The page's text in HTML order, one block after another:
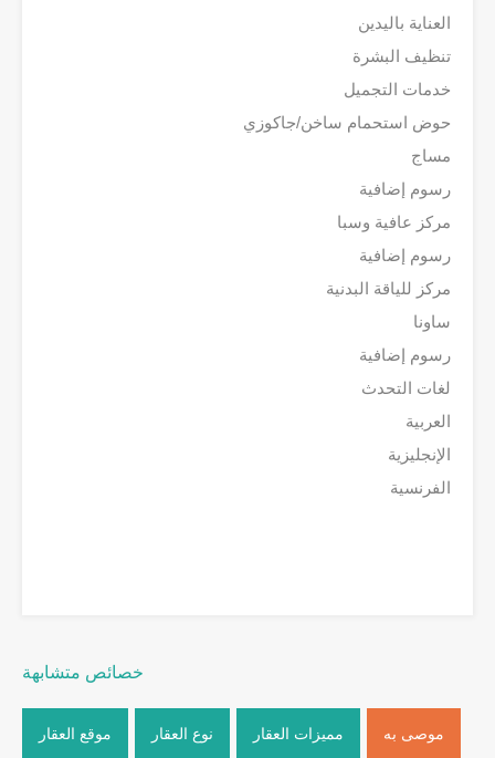
العناية باليدين
تنظيف البشرة
خدمات التجميل
حوض استحمام ساخن/جاكوزي
مساج
رسوم إضافية
مركز عافية وسبا
رسوم إضافية
مركز للياقة البدنية
ساونا
رسوم إضافية
لغات التحدث
العربية
الإنجليزية
الفرنسية
خصائص متشابهة
موصى به مميزات العقار نوع العقار موقع العقار